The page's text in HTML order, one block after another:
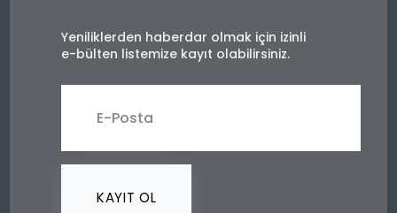
Yeniliklerden haberdar olmak için izinli
e-bülten listemize kayıt olabilirsiniz.
KAYIT OL